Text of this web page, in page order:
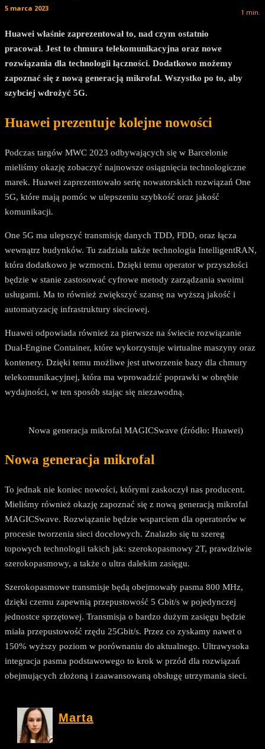
1 min.
5 marca 2023
Huawei właśnie zaprezentował to, nad czym ostatnio
pracował. Jest to chmura telekomunikacyjna oraz nowe
rozwiązania dla technologii łączności. Dodatkowo możemy
zapoznać się z nową generacją mikrofal. Wszystko po to, aby
szybciej wdrożyć 5G.
Huawei prezentuje kolejne nowości
Podczas targów MWC 2023 odbywających się w Barcelonie
mieliśmy okazję zobaczyć najnowsze osiągnięcia technologiczne
marek. Huawei zaprezentowało serię nowatorskich rozwiązań One
5G, które mają pomóc w ulepszeniu szybkość oraz jakość
komunikacji.
One 5G ma ulepszyć transmisję danych TDD, FDD, oraz łącza
wewnątrz budynków. Tu zadziała także technologia IntelligentRAN,
która dodatkowo je wzmocni. Dzięki temu operator w przyszłości
będzie w stanie zastosować cyfrowe metody zarządzania swoimi
usługami. Ma to również zwiększyć szansę na wyższą jakość i
automatyzację infrastruktury sieciowej.
Huawei odpowiada również za pierwsze na świecie rozwiązanie
Dual-Engine Container, które wykorzystuje wirtualne maszyny oraz
kontenery. Dzięki temu możliwe jest utworzenie bazy dla chmury
telekomunikacyjnej, która ma wprowadzić poprawki w obrębie
wydajności, w ten sposób stając się niezawodną.
Nowa generacja mikrofal MAGICSwave (źródło: Huawei)
Nowa generacja mikrofal
To jednak nie koniec nowości, którymi zaskoczył nas producent.
Mieliśmy również okazję zapoznać się z nową generacją mikrofal
MAGICSwave. Rozwiązanie będzie wsparciem dla operatorów w
procesie tworzenia sieci docelowych. Znalazło się tu szereg
topowych technologii takich jak: szerokopasmowy 2T, prawdziwie
szerokopasmowy, a także o ultra dalekim zasięgu.
Szerokopasmowe transmisje będą obejmowały pasma 800 MHz,
dzięki czemu zapewnią przepustowość 5 Gbit/s w pojedynczej
jednostce sprzętowej. Transmisja o bardzo dużym zasięgu będzie
miała przepustowość rzędu 25Gbit/s. Przez co zyskamy nawet o
150% wyższy poziom w porównaniu do aktualnego. Ultrawysoka
integracja pasma podstawowego to krok w przód dla rozwiązań
obejmujących złożoną i zaawansowaną obsługę utrzymania sieci.
Marta